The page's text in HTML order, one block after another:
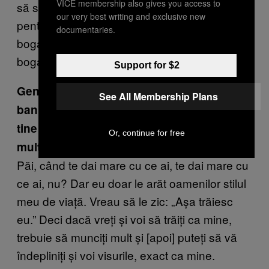
să schimb ce spun. Dar oricum nu-mi place,
pentru că eu știu adevărul – eu știu că sunt
bogată. Ei zic că n-am niciun ban, dar sunt
bogată, deci nu-mi pasă ce spun.
Gențile de firmă, mașinile, teancurile de
bani și casele elegante pe care le vedem la
tine pe Instagram – de ce înseamnă atât de
mult chestiile astea pentru tine?
Păi, când te dai mare cu ce ai, te dai mare cu
ce ai, nu? Dar eu doar le arăt oamenilor stilul
meu de viață. Vreau să le zic: „Așa trăiesc
eu.” Deci dacă vreți și voi să trăiți ca mine,
trebuie să munciți mult și [apoi] puteți să vă
îndepliniți și voi visurile, exact ca mine.
VICE membership also gives you access to
our very best writing and exclusive new
documentaries.
Support for $2
See All Membership Plans
Or, continue for free